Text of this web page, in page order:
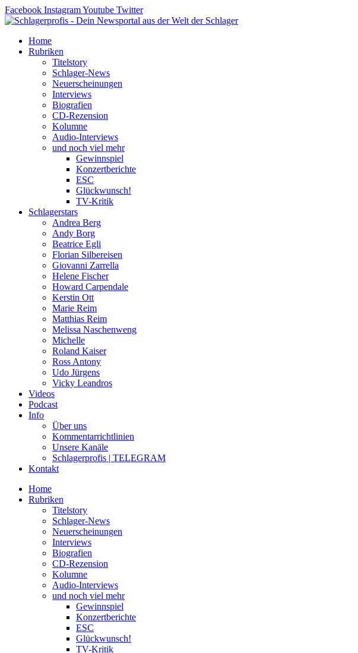
Zum
Inhalt
Facebook InstagramYoutube Twitter
Home
Rubriken
Titelstory
Schlager-News
Neuerscheinungen
Interviews
Biografien
CD-Rezension
Kolumne
Audio-Interviews
und noch viel mehr
Gewinnspiel
Konzertberichte
ESC
Glückwunsch!
TV-Kritik
Schlagerstars
Andrea Berg
Andy Borg
Beatrice Egli
Florian Silbereisen
Giovanni Zarrella
Helene Fischer
Howard Carpendale
Kerstin Ott
Marie Reim
Matthias Reim
Melissa Naschenweng
Michelle
Roland Kaiser
Ross Antony
Udo Jürgens
Vicky Leandros
Videos
Podcast
Info
Über uns
Kommentarrichtlinien
Unsere Kanäle
Schlagerprofis | TELEGRAM
Kontakt
Home
Rubriken
Titelstory
Schlager-News
Neuerscheinungen
Interviews
Biografien
CD-Rezension
Kolumne
Audio-Interviews
und noch viel mehr
Gewinnspiel
Konzertberichte
ESC
Glückwunsch!
TV-Kritik